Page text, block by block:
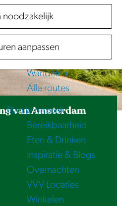
noodzakelijk
aanpassen
Activiteiten
Routes
Fietsen
Varen
Wandelen
Alle routes
Plan je bezoek
Bereikbaarheid
Eten & Drinken
Inspiratie & Blogs
Overnachten
VVV Locaties
Winkelen
van Amsterdam